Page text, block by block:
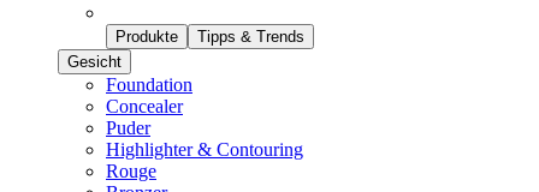
Produkte
Tipps & Trends
Gesicht
Foundation
Concealer
Puder
Highlighter & Contouring
Rouge